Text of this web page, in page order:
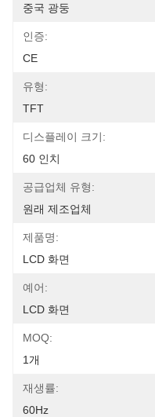
중국 광둥
인증:
CE
유형:
TFT
디스플레이 크기:
60 인치
공급업체 유형:
원래 제조업체
제품명:
LCD 화면
예어:
LCD 화면
MOQ:
1개
재생률:
60Hz